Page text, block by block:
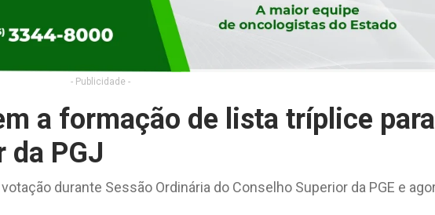
- Publicidade -
a formação de lista tríplice para
da PGJ
durante Sessão Ordinária do Conselho Superior da PGE e